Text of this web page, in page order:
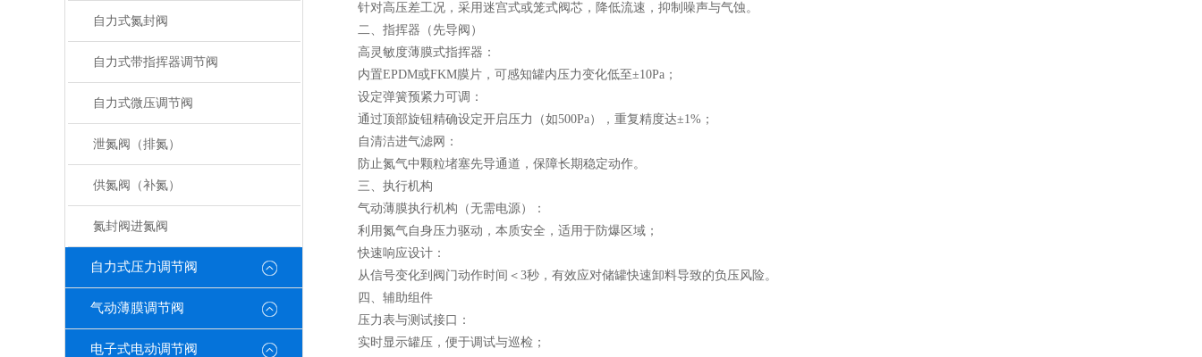
自力式氮封阀
自力式带指挥器调节阀
自力式微压调节阀
泄氮阀（排氮）
供氮阀（补氮）
氮封阀进氮阀
自力式压力调节阀
气动薄膜调节阀
电子式电动调节阀
针对高压差工况，采用迷宫式或笼式阀芯，降低流速，抑制噪声与气蚀。
二、指挥器（先导阀）
高灵敏度薄膜式指挥器：
内置EPDM或FKM膜片，可感知罐内压力变化低至±10Pa；
设定弹簧预紧力可调：
通过顶部旋钮精确设定开启压力（如500Pa），重复精度达±1%；
自清洁进气滤网：
防止氮气中颗粒堵塞先导通道，保障长期稳定动作。
三、执行机构
气动薄膜执行机构（无需电源）：
利用氮气自身压力驱动，本质安全，适用于防爆区域；
快速响应设计：
从信号变化到阀门动作时间＜3秒，有效应对储罐快速卸料导致的负压风险。
四、辅助组件
压力表与测试接口：
实时显示罐压，便于调试与巡检；